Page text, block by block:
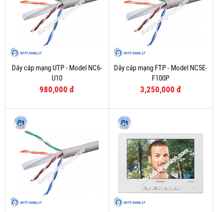
Dây cáp mạng UTP - Model NC6-
U10
980,000 đ
Dây cáp mạng FTP - Model NC5E-
F100P
3,250,000 đ